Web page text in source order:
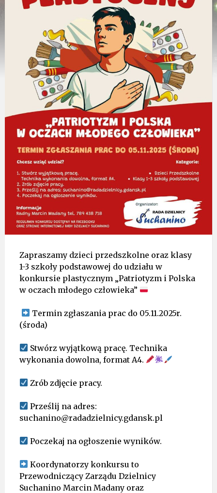
Zapraszamy dzieci przedszkolne oraz klasy
1-3 szkoły podstawowej do udziału w
konkursie plastycznym „Patriotyzm i Polska
w oczach młodego człowieka”
Termin zgłaszania prac do 05.11.2025r.
(środa)
Stwórz wyjątkową pracę. Technika
wykonania dowolna, format A4.
Zrób zdjęcie pracy.
Prześlij na adres:
suchanino@radadzielnicy.gdansk.pl
Poczekaj na ogłoszenie wyników.
Koordynatorzy konkursu to
Przewodniczący Zarządu Dzielnicy
Suchanino Marcin Madany oraz